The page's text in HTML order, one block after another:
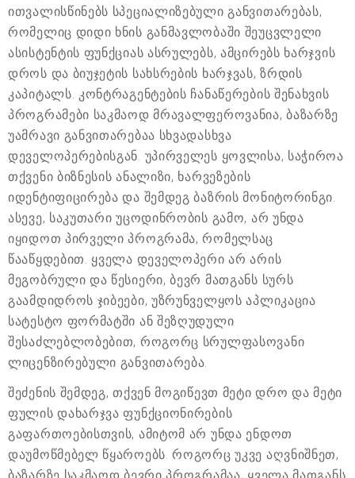
ითვალისწინებს სპეციალიზებული განვითარებას,
რომელიც დიდი ხნის განმავლობაში შეუცვლელი
ასისტენტის ფუნქციას ასრულებს, ამცირებს ხარჯვის
დროს და ბიუჯეტის სახსრების ხარჯვას, ზრდის
კაპიტალს. კონტრაგენტების ჩანაწერების შენახვის
პროგრამები საკმაოდ მრავალფეროვანია, ბაზარზე
უამრავი განვითარებაა სხვადასხვა
დეველოპერებისგან. უპირველეს ყოვლისა, საჭიროა
თქვენი ბიზნესის ანალიზი, ხარვეზების
იდენტიფიცირება და შემდეგ ბაზრის მონიტორინგი.
ასევე, საკუთარი უცოდინრობის გამო, არ უნდა
იყიდოთ პირველი პროგრამა, რომელსაც
წააწყდებით. ყველა დეველოპერი არ არის
მეგობრული და წესიერი, ბევრ მათგანს სურს
გაამდიდროს ჯიბეები, უზრუნველყოს აპლიკაცია
სატესტო ფორმატში ან შეზღუდული
შესაძლებლობებით, როგორც სრულფასოვანი
ლიცენზირებული განვითარება.
შეძენის შემდეგ, თქვენ მოგიწევთ მეტი დრო და მეტი
ფულის დახარჯვა ფუნქციონირების
გაფართოებისთვის, ამიტომ არ უნდა ენდოთ
დაუმოწმებელ წყაროებს. როგორც უკვე აღვნიშნეთ,